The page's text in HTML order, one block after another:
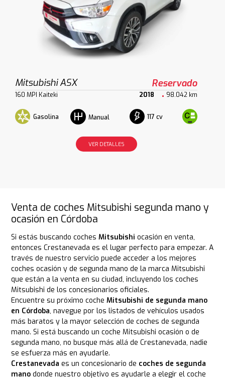
Mitsubishi ASX Reservado
160 MPI Kaiteki 2018 98.042 km
Gasolina Manual 117 cv
VER DETALLES
Venta de coches Mitsubishi segunda mano y
ocasión en Córdoba
Si estás buscando cochesMitsubishi ocasión en venta,
entonces Crestanevada es el lugar perfecto para empezar. A
través de nuestro servicio puede acceder a los mejores
coches ocasión y de segunda mano de la marca Mitsubishi
que están a la venta en su ciudad, incluyendo los coches
Mitsubishi de los concesionarios oficiales.
Encuentre su próximo cocheMitsubishi de segunda mano
en Córdoba, navegue por los listados de vehículos usados
más baratos y la mayor selección de coches de segunda
mano. Si está buscando un coche Mitsubishi ocasión o de
segunda mano, no busque más allá de Crestanevada, nadie
se esfuerza más en ayudarle.
Crestanevada es un concesionario de coches de segunda
mano donde nuestro objetivo es ayudarle a elegir el coche